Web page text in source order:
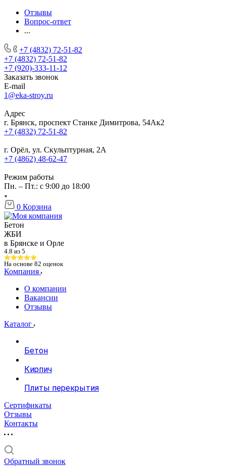
Отзывы
Вопрос-ответ
...
+7 (4832) 72-51-82
+7 (4832) 72-51-82
+7 (920)-333-11-12
Заказать звонок
E-mail
1@eka-stroy.ru
Адрес
г. Брянск, проспект Станке Димитрова, 54Ак2
+7 (4832) 72-51-82
г. Орёл, ул. Скульптурная, 2А
+7 (4862) 48-62-47
Режим работы
Пн. – Пт.: с 9:00 до 18:00
0 Корзина
Бетон
ЖБИ
в Брянске и Орле
4.8 из 5
На основе 82 оценок
Компания
О компании
Вакансии
Отзывы
Каталог
Бетон
Кирпич
Плиты перекрытия
Сертификаты
Отзывы
Контакты
Обратный звонок